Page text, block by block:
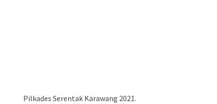
Pilkades Serentak Karawang 2021.